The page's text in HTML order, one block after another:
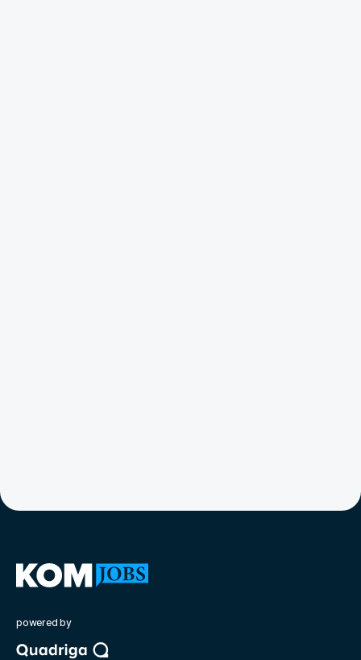
powered by